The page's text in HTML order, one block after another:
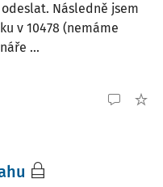
Následně jsem
v 10478 (nemáme
...